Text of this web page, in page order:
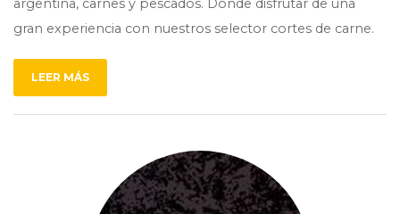
argentina, carnes y pescados. Donde disfrutar de una
gran experiencia con nuestros selector cortes de carne.
LEER MÁS